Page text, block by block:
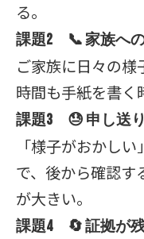
る。
課題2 📞 家族へ
ご家族に日々の
時間も手紙を書く
課題3 😓 申し送
「様子がおかし
で、後から確認す
が大きい。
課題4 🔄 証拠が